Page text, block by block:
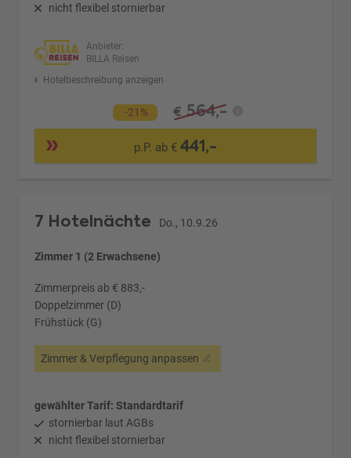
nicht flexibel stornierbar
Anbieter:
BILLA Reisen
Hotelbeschreibung anzeigen
-21% € 564,-
p.P. ab € 441,-
7 Hotelnächte Do., 10.9.26
Zimmer 1 (2 Erwachsene)
Zimmerpreis ab € 883,-
Doppelzimmer (D)
Frühstück (G)
Zimmer & Verpflegung anpassen
gewählter Tarif: Standardtarif
stornierbar laut AGBs
nicht flexibel stornierbar